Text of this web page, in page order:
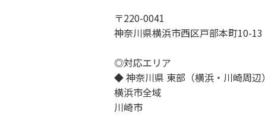
〒220-0041
神奈川県横浜市西区戸部本町10-13
◎対応エリア
◆ 神奈川県 東部（横浜・川崎周辺）
横浜市全域
川崎市